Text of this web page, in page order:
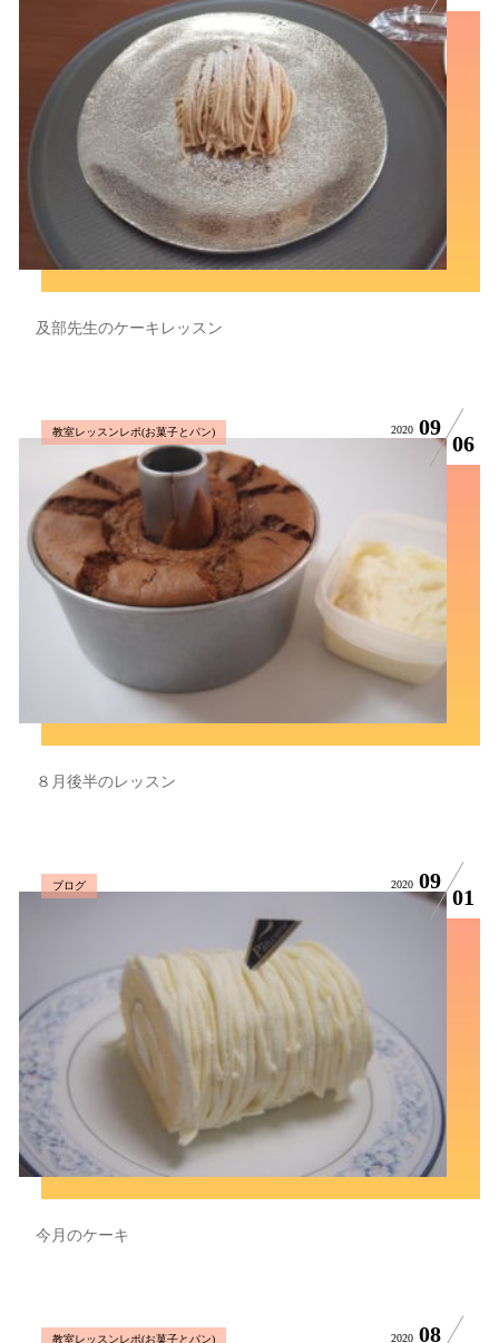
及部先生のケーキレッスン
教室レッスンレポ(お菓子とパン) 2020 09
06
８月後半のレッスン
ブログ 2020 09
01
今月のケーキ
教室レッスンレポ(お菓子とパン) 2020 08